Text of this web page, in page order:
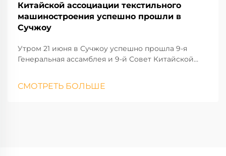
Китайской ассоциации текстильного
машиностроения успешно прошли в
Сучжоу
Утром 21 июня в Сучжоу успешно прошла 9-я
Генеральная ассамблея и 9-й Совет Китайской
Китайской федерации текстильной
СМОТРЕТЬ БОЛЬШЕ